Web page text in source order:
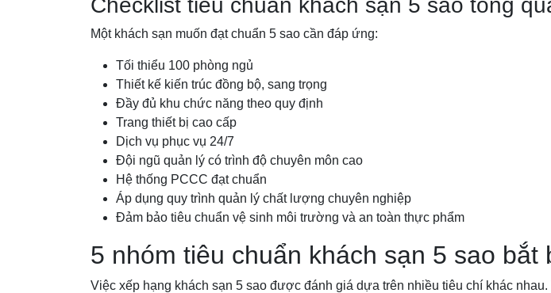
Checklist tiêu chuẩn khách sạn 5 sao tổng
Một khách sạn muốn đạt chuẩn 5 sao cần đáp ứng:
Tối thiểu 100 phòng ngủ
Thiết kế kiến trúc đồng bộ, sang trọng
Đầy đủ khu chức năng theo quy định
Trang thiết bị cao cấp
Dịch vụ phục vụ 24/7
Đội ngũ quản lý có trình độ chuyên môn cao
Hệ thống PCCC đạt chuẩn
Áp dụng quy trình quản lý chất lượng chuyên nghiệp
Đảm bảo tiêu chuẩn vệ sinh môi trường và an toàn thực phẩm
5 nhóm tiêu chuẩn khách sạn 5 sao bắt
Việc xếp hạng khách sạn 5 sao được đánh giá dựa trên nhiều tiêu chí khác